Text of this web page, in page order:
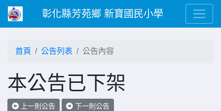
彰化縣芳苑鄉 新寶國民小學
首頁 公告列表 公告內容
本公告已下架
上一則公告 下一則公告